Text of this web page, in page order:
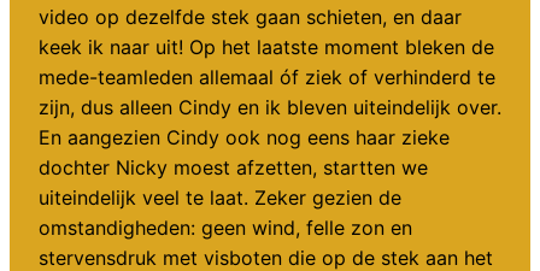
video op dezelfde stek gaan schieten, en daar
keek ik naar uit! Op het laatste moment bleken de
mede-teamleden allemaal óf ziek of verhinderd te
zijn, dus alleen Cindy en ik bleven uiteindelijk over.
En aangezien Cindy ook nog eens haar zieke
dochter Nicky moest afzetten, startten we
uiteindelijk veel te laat. Zeker gezien de
omstandigheden: geen wind, felle zon en
stervensdruk met visboten die op de stek aan het